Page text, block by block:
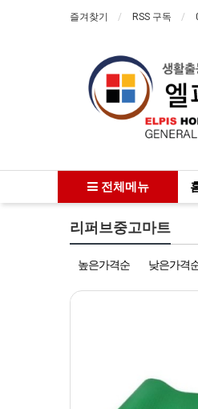
즐겨찾기 RSS 구독
전체메뉴
리퍼브중고마트
높은가격순 낮은가격